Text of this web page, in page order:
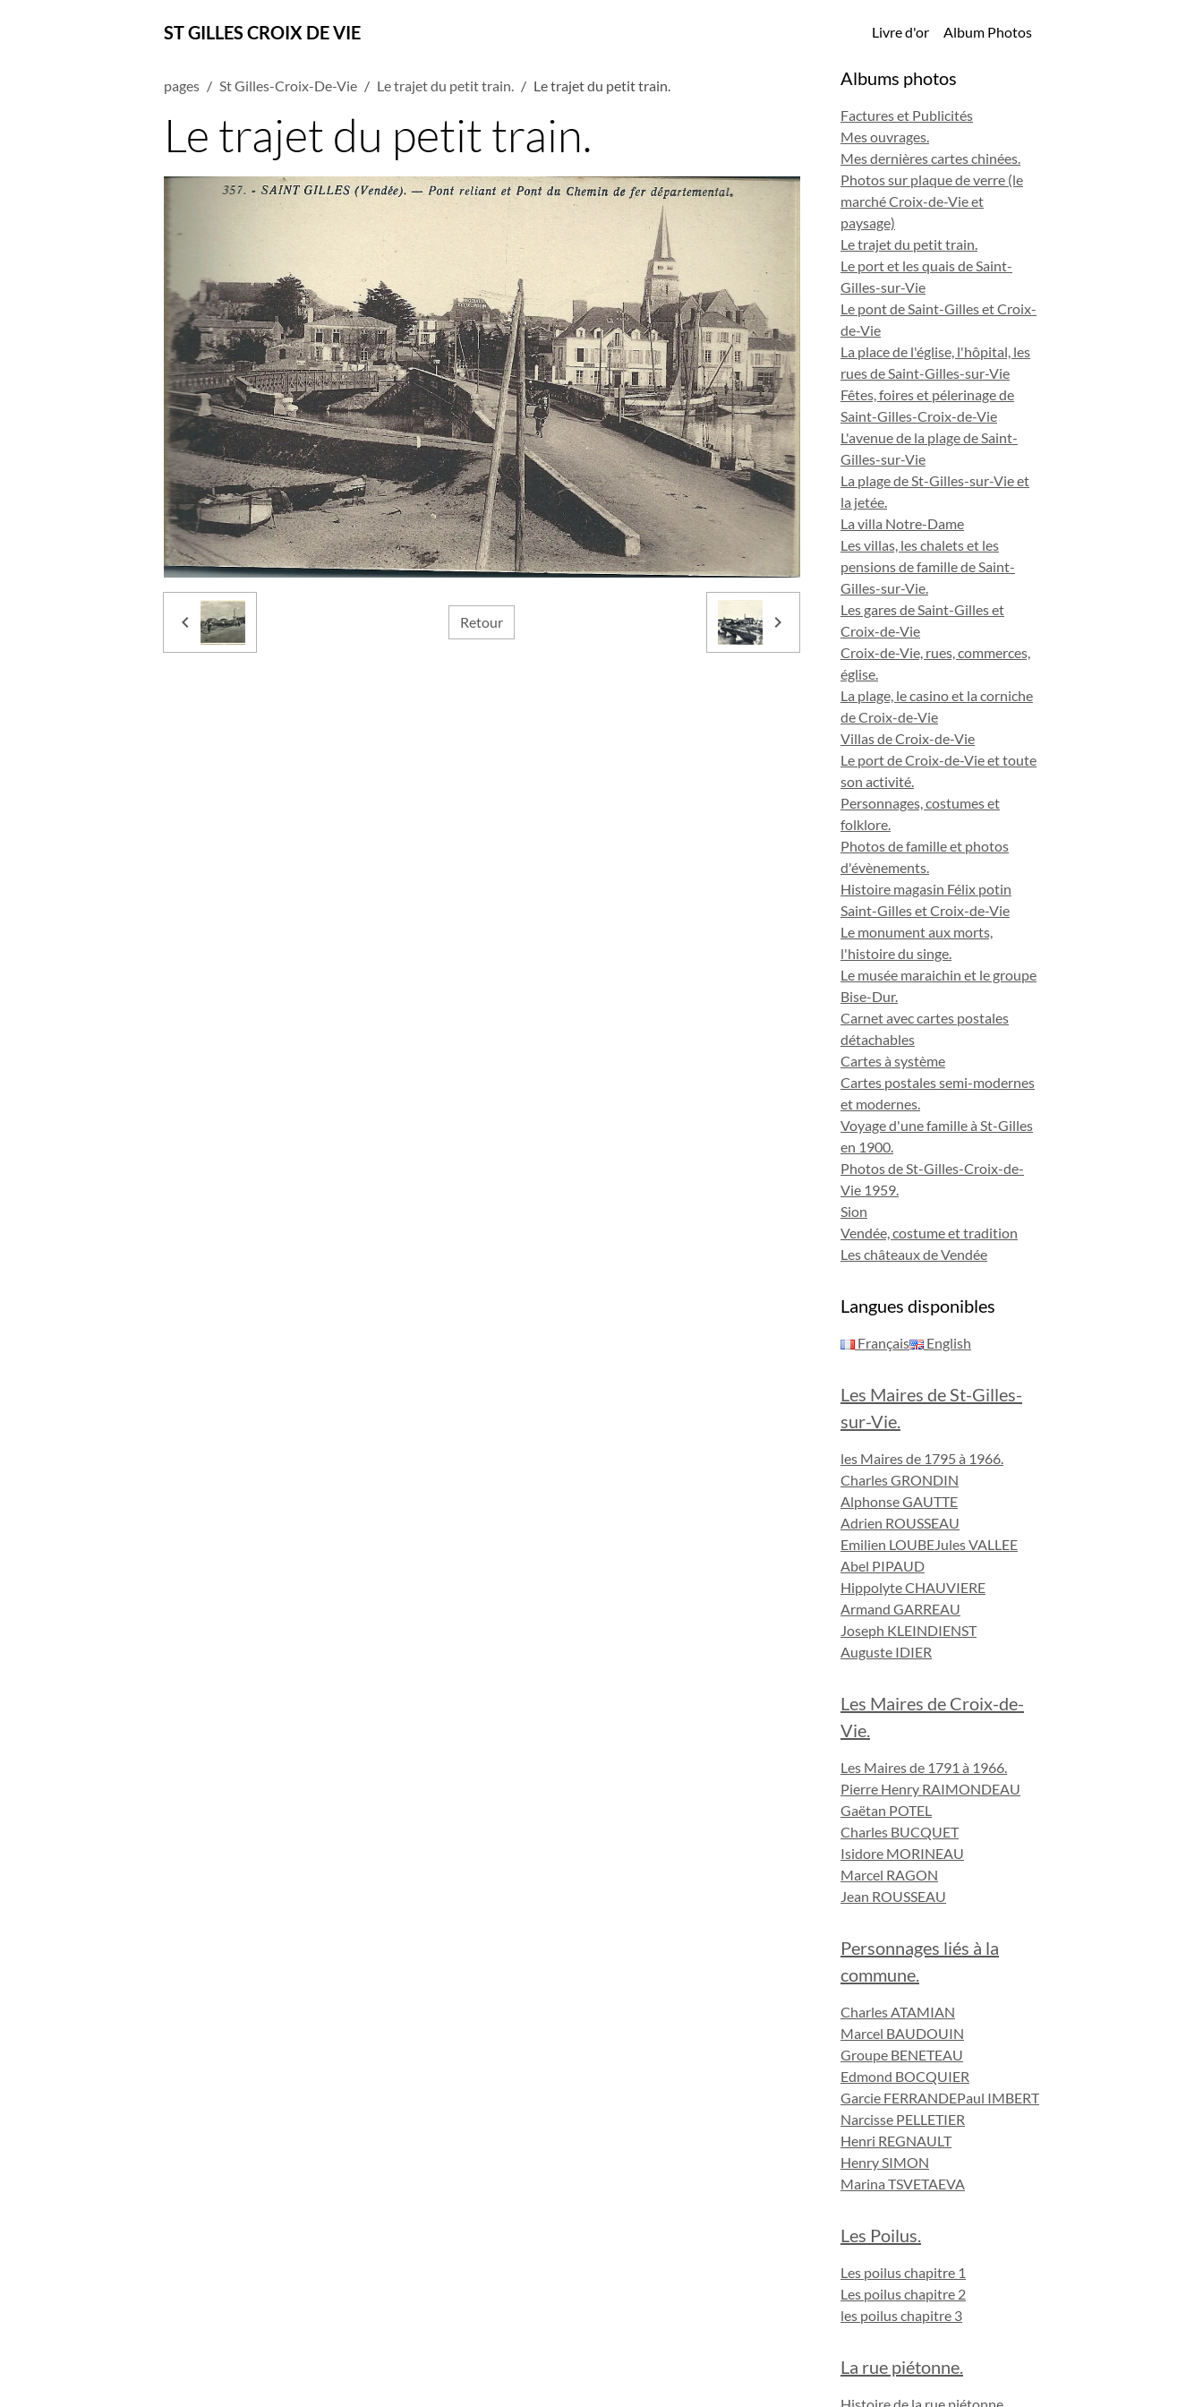
ST GILLES CROIX DE VIE Livre d'or Album Photos
pages St Gilles-Croix-De-Vie Le trajet du petit train. Le trajet du petit train.
Le trajet du petit train.
Retour
Albums photos
Factures et Publicités
Mes ouvrages.
Mes dernières cartes chinées.
Photos sur plaque de verre (le
marché Croix-de-Vie et
paysage)
Le trajet du petit train.
Le port et les quais de Saint-
Gilles-sur-Vie
Le pont de Saint-Gilles et Croix-
de-Vie
La place de l'église, l'hôpital, les
rues de Saint-Gilles-sur-Vie
Fêtes, foires et pélerinage de
Saint-Gilles-Croix-de-Vie
L'avenue de la plage de Saint-
Gilles-sur-Vie
La plage de St-Gilles-sur-Vie et
la jetée.
La villa Notre-Dame
Les villas, les chalets et les
pensions de famille de Saint-
Gilles-sur-Vie.
Les gares de Saint-Gilles et
Croix-de-Vie
Croix-de-Vie, rues, commerces,
église.
La plage, le casino et la corniche
de Croix-de-Vie
Villas de Croix-de-Vie
Le port de Croix-de-Vie et toute
son activité.
Personnages, costumes et
folklore.
Photos de famille et photos
d'évènements.
Histoire magasin Félix potin
Saint-Gilles et Croix-de-Vie
Le monument aux morts,
l'histoire du singe.
Le musée maraichin et le groupe
Bise-Dur.
Carnet avec cartes postales
détachables
Cartes à système
Cartes postales semi-modernes
et modernes.
Voyage d'une famille à St-Gilles
en 1900.
Photos de St-Gilles-Croix-de-
Vie 1959.
Sion
Vendée, costume et tradition
Les châteaux de Vendée
Langues disponibles
Français English
Les Maires de St-Gilles-
sur-Vie.
les Maires de 1795 à 1966.
Charles GRONDIN
Alphonse GAUTTE
Adrien ROUSSEAU
Emilien LOUBEJules VALLEE
Abel PIPAUD
Hippolyte CHAUVIERE
Armand GARREAU
Joseph KLEINDIENST
Auguste IDIER
Les Maires de Croix-de-
Vie.
Les Maires de 1791 à 1966.
Pierre Henry RAIMONDEAU
Gaëtan POTEL
Charles BUCQUET
Isidore MORINEAU
Marcel RAGON
Jean ROUSSEAU
Personnages liés à la
commune.
Charles ATAMIAN
Marcel BAUDOUIN
Groupe BENETEAU
Edmond BOCQUIER
Garcie FERRANDEPaul IMBERT
Narcisse PELLETIER
Henri REGNAULT
Henry SIMON
Marina TSVETAEVA
Les Poilus.
Les poilus chapitre 1
Les poilus chapitre 2
les poilus chapitre 3
La rue piétonne.